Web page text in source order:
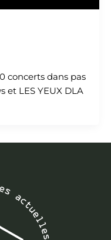
concerts dans pas
et LES YEUX DLA